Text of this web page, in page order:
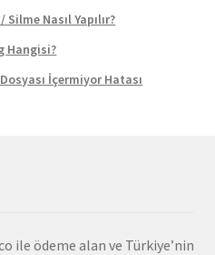
Nasıl Yapılır?
Hangisi?
İçermiyor Hatası
ile ödeme alan ve Türkiye’nin